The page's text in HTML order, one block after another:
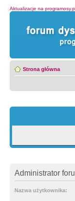
Aktualizacje na
Strona główna
Administrator
Nazwa użytkownika: